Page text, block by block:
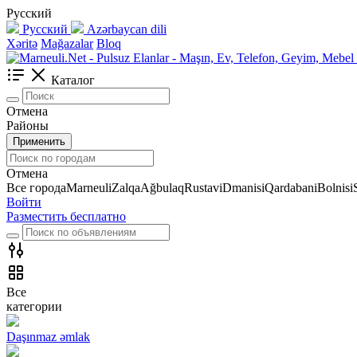
Русский
Русский
Azərbaycan dili
Xəritə Mağazalar Bloq
Каталог
Отмена
Районы
Применить
Отмена
Все городаMarneuliZalqaAğbulaqRustaviDmanisiQardabaniBolnisi
Войти
Разместить бесплатно
Все
категории
Daşınmaz əmlak